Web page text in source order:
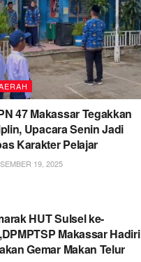
47 Makassar Tegakkan
Upacara Senin Jadi
Karakter Pelajar
19, 2025
HUT Sulsel ke-
Makassar Hadiri
Gemar Makan Telur